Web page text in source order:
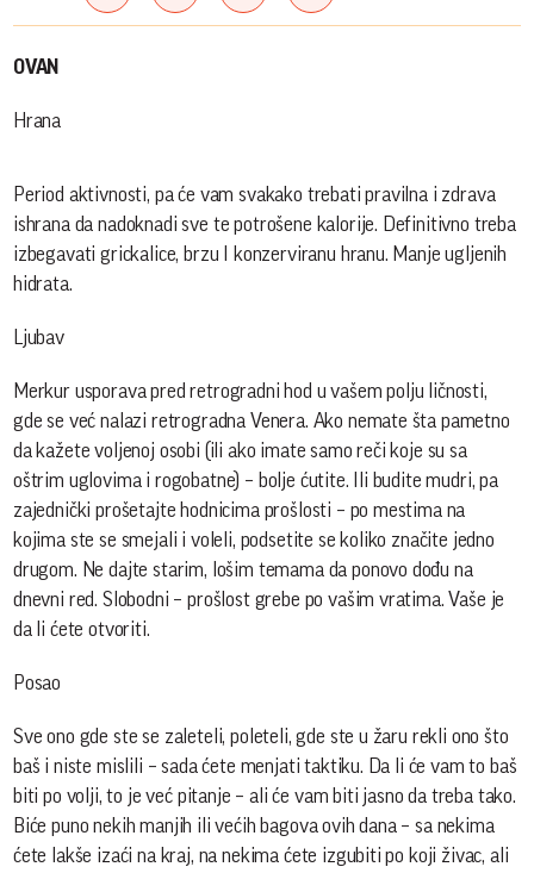
OVAN
Hrana
Period aktivnosti, pa će vam svakako trebati pravilna i zdrava
ishrana da nadoknadi sve te potrošene kalorije. Definitivno treba
izbegavati grickalice, brzu I konzerviranu hranu. Manje ugljenih
hidrata.
Ljubav
Merkur usporava pred retrogradni hod u vašem polju ličnosti,
gde se već nalazi retrogradna Venera. Ako nemate šta pametno
da kažete voljenoj osobi (ili ako imate samo reči koje su sa
oštrim uglovima i rogobatne) – bolje ćutite. Ili budite mudri, pa
zajednički prošetajte hodnicima prošlosti – po mestima na
kojima ste se smejali i voleli, podsetite se koliko značite jedno
drugom. Ne dajte starim, lošim temama da ponovo dođu na
dnevni red. Slobodni – prošlost grebe po vašim vratima. Vaše je
da li ćete otvoriti.
Posao
Sve ono gde ste se zaleteli, poleteli, gde ste u žaru rekli ono što
baš i niste mislili – sada ćete menjati taktiku. Da li će vam to baš
biti po volji, to je već pitanje – ali će vam biti jasno da treba tako.
Biće puno nekih manjih ili većih bagova ovih dana – sa nekima
ćete lakše izaći na kraj, na nekima ćete izgubiti po koji živac, ali